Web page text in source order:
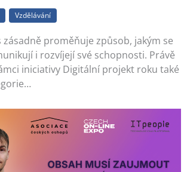
Vzdělávání
zásadně proměňuje způsob, jakým se
i rozvíjejí své schopnosti. Právě
iniciativy Digitální projekt roku také